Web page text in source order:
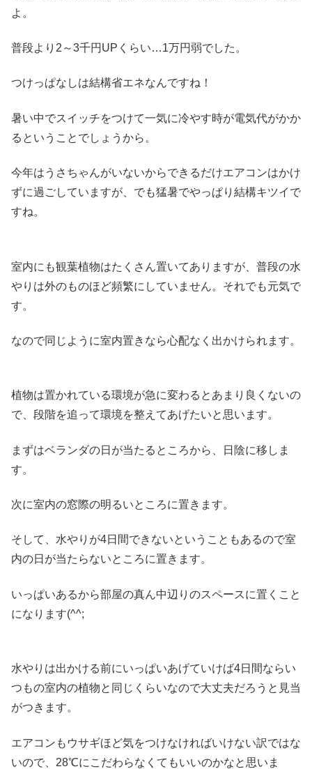
よ。
普段より2～3千円UPくらい…1万円弱でした。
つけっぱなしは結構省エネなんですね！
暑い中でスイッチをつけて一気に冷やす時が電気代がかか
るということでしょうから。
今年はうさちゃんがいないからできるだけエアコンはかけ
ずに過ごしていますが、でも猛暑でやっぱり結構キツイで
すね。
室内にも観葉植物はたくさん置いてありますが、普段の水
やりは外のものほど頻繁にしていません。それでも元気で
す。
なので同じように室内置きなら心配なく出かけられます。
植物は置かれている環境が急に変わるとあまり良くないの
で、段階を追って環境を整えてあげたいと思います。
まずはベランダの日が当たるところから、日陰に移しま
す。
次に室内の窓際の明るいところに置きます。
そして、水やりが4日間できないということもあるので室
内の日が当たらないところに置きます。
いっぱいあるから部屋の真ん中辺りのスペースに置くこと
になります(^^;
水やりは出かける前にいっぱいあげていけば4日間ならい
つもの室内の植物と同じくらいなので大丈夫だろうと見当
がつきます。
エアコンもウサギほど気をつけなければいけない訳ではな
いので、28℃にこだわらなくてもいいのかなと思いま